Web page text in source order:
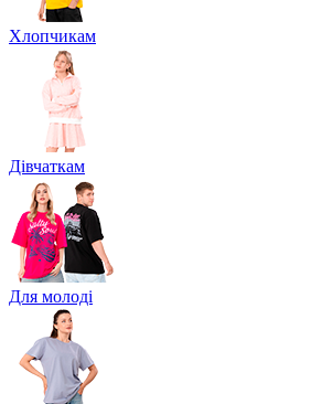
Хлопчикам
Дівчаткам
Для молоді